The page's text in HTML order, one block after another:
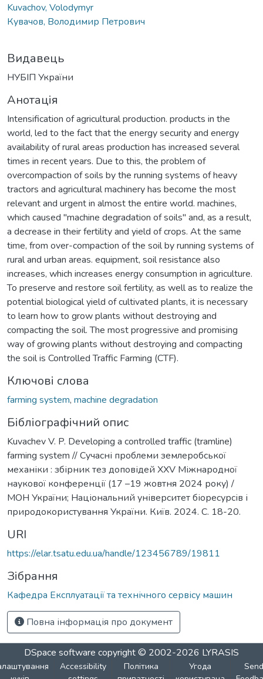
Kuvachov, Volodymyr
Кувачов, Володимир Петрович
Видавець
НУБІП України
Анотація
Intensification of agricultural production. products in the
world, led to the fact that the energy security and energy
availability of rural areas production has increased several
times in recent years. Due to this, the problem of
overcompaction of soils by the running systems of heavy
tractors and agricultural machinery has become the most
relevant and urgent in almost the entire world. machines,
which caused "machine degradation of soils" and, as a result,
a decrease in their fertility and yield of crops. At the same
time, from over-compaction of the soil by running systems of
rural and urban areas. equipment, soil resistance also
increases, which increases energy consumption in agriculture.
To preserve and restore soil fertility, as well as to realize the
potential biological yield of cultivated plants, it is necessary
to learn how to grow plants without destroying and
compacting the soil. The most progressive and promising
way of growing plants without destroying and compacting
the soil is Controlled Traffic Farming (CTF).
Ключові слова
farming system, machine degradation
Бібліографічний опис
Kuvachev V. P. Developing a controlled traffic (tramline)
farming system // Сучасні проблеми землеробської
механіки : збірник тез доповідей XХV Міжнародної
наукової конференції (17 –19 жовтня 2024 року) /
МОН України; Національний університет біоресурсів і
природокористування України. Київ. 2024. С. 18-20.
URI
https://elar.tsatu.edu.ua/handle/123456789/19811
Зібрання
Кафедра Експлуатації та технічного сервісу машин
Повна інформація про документ
DSpace software copyright © 2002-2026 LYRASIS
Accessibility
Політика
Угода
Send